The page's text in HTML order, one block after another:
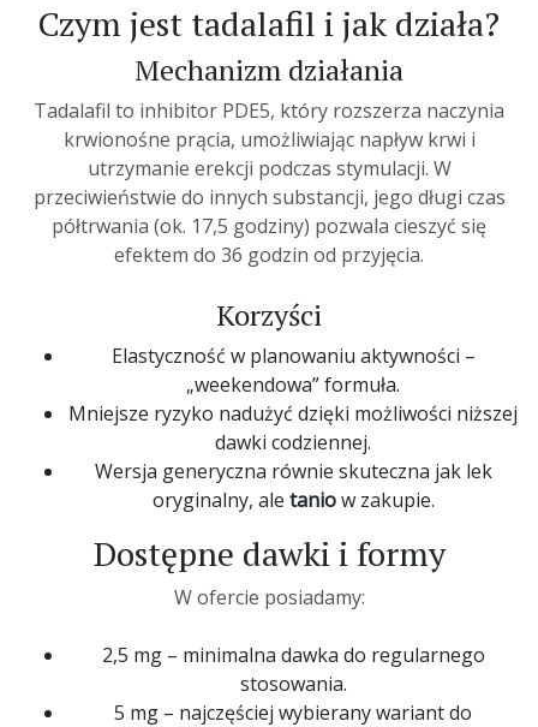
Czym jest tadalafil i jak działa?
Mechanizm działania
Tadalafil to inhibitor PDE5, który rozszerza naczynia
krwionośne prącia, umożliwiając napływ krwi i
utrzymanie erekcji podczas stymulacji. W
przeciwieństwie do innych substancji, jego długi czas
półtrwania (ok. 17,5 godziny) pozwala cieszyć się
efektem do 36 godzin od przyjęcia.
Korzyści
Elastyczność w planowaniu aktywności –
„weekendowa” formuła.
Mniejsze ryzyko nadużyć dzięki możliwości niższej
dawki codziennej.
Wersja generyczna równie skuteczna jak lek
oryginalny, ale taniow zakupie.
Dostępne dawki i formy
W ofercie posiadamy:
2,5 mg – minimalna dawka do regularnego
stosowania.
5 mg – najczęściej wybierany wariant do